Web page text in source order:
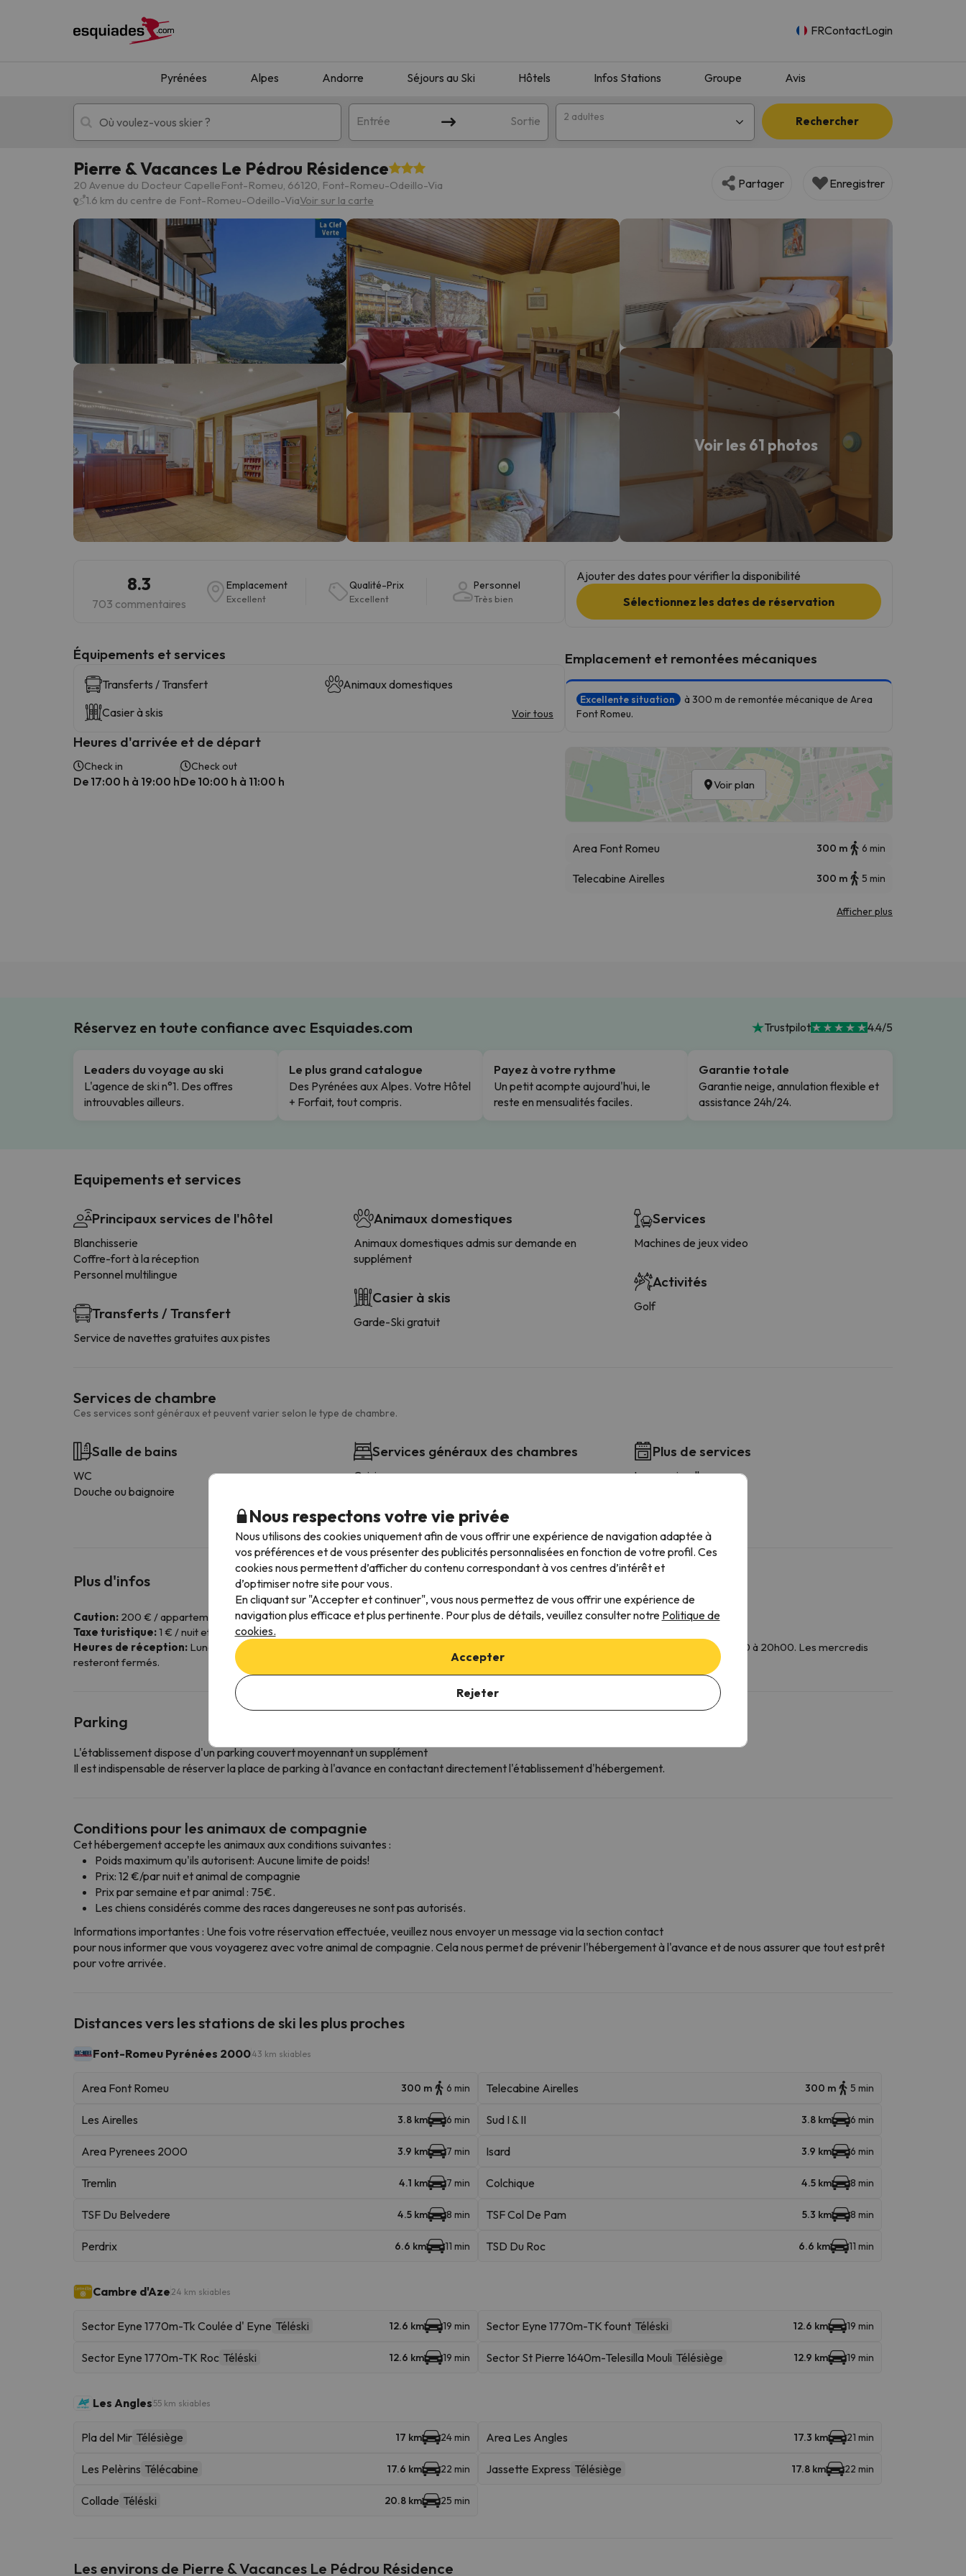
FRContactLogin
Pyrénées Alpes Andorre Séjours au Ski Hôtels Infos Stations Groupe Avis
Entrée Sortie 2 adultes Rechercher
Séjours au ski Séjours montagne
Oups, nous n'avons pas trouvé de résultats correspondant à votre recherche. Essayez de modifier la destination.
Il semble que notre chercheur se soit égaré. Dès qu'il aura retrouvé sa boussole, il reviendra.
Pierre & Vacances Le Pédrou Résidence
20 Avenue du Docteur CapelleFont-Romeu, 66120, Font-Romeu-Odeillo-Via
1.6 km du centre de Font-Romeu-Odeillo-ViaVoir sur la carte
Partager Enregistrer
Voir les 61 photos
8.3
703 commentaires
Emplacement
Excellent
Qualité-Prix
Excellent
Personnel
Très bien
​Équipements et services
Transferts / Transfert
Animaux domestiques
Casier à skis
Voir tous
Heures d'arrivée et de départ
Check in
De 17:00 h à 19:00 h
Check out
De 10:00 h à 11:00 h
Ajouter des dates pour vérifier la disponibilité
Sélectionnez les dates de réservation
Emplacement et remontées mécaniques
Excellente situation
à 300 m de remontée mécanique de Area
Font Romeu.
Voir plan
Area Font Romeu 300 m 6 min
Telecabine Airelles 300 m 5 min
Afficher plus
Réservez en toute confiance avec Esquiades.com Trustpilot 4.4/5
Leaders du voyage au ski
L'agence de ski n°1. Des offres
introuvables ailleurs.
Le plus grand catalogue
Des Pyrénées aux Alpes. Votre Hôtel
+ Forfait, tout compris.
Payez à votre rythme
Un petit acompte aujourd'hui, le
reste en mensualités faciles.
Garantie totale
Garantie neige, annulation flexible et
assistance 24h/24.
Equipements et services
Principaux services de l'hôtel
Blanchisserie
Coffre-fort à la réception
Personnel multilingue
Transferts / Transfert
Service de navettes gratuites aux pistes
Animaux domestiques
Animaux domestiques admis sur demande en
supplément
Casier à skis
Garde-Ski gratuit
Services
Machines de jeux video
Activités
Golf
Services de chambre
Ces services sont généraux et peuvent varier selon le type de chambre.
Salle de bains
WC
Douche ou baignoire
Services généraux des chambres
Cuisine
Wi-Fi de paiement dans les chambres
Plus de services
Lave-vaisselle
Plus d'infos
Caution: 200 € / appartement.
Taxe turistique:1 € / nuit et personne de plus de 18 ans.
Heures de réception: Lundi, mardi, jeudi, vendredi et dimanche: de 9h00 à 12h00 et de 17h00 à 19h00. Samedi: de 8h00 à 12h00 et de 14h00 à 20h00. Les mercredis
resteront fermés.
Parking
L'établissement dispose d'un parking couvert moyennant un supplément
Il est indispensable de réserver la place de parking à l'avance en contactant directement l'établissement d'hébergement.
Conditions pour les animaux de compagnie
Cet hébergement accepte les animaux aux conditions suivantes :
Poids maximum qu'ils autorisent: Aucune limite de poids!
Prix: 12 €/par nuit et animal de compagnie
Prix par semaine et par animal : 75€.
Les chiens considérés comme des races dangereuses ne sont pas autorisés.
Informations importantes : Une fois votre réservation effectuée, veuillez nous envoyer un message via la section contact
pour nous informer que vous voyagerez avec votre animal de compagnie. Cela nous permet de prévenir l'hébergement à l'avance et de nous assurer que tout est prêt
pour votre arrivée.
Distances vers les stations de ski les plus proches
Font-Romeu Pyrénées 200043 km skiables
Area Font Romeu 300 m 6 min Telecabine Airelles 300 m 5 min
Les Airelles 3.8 km 6 min Sud I & II 3.8 km 6 min
Area Pyrenees 2000 3.9 km 7 min Isard 3.9 km 6 min
Tremlin 4.1 km 7 min Colchique 4.5 km 8 min
TSF Du Belvedere 4.5 km 8 min TSF Col De Pam 5.3 km 8 min
Perdrix 6.6 km 11 min TSD Du Roc 6.6 km 11 min
Cambre d'Aze 24 km skiables
Sector Eyne 1770m-Tk Coulée d' Eyne Téléski 12.6 km 19 min Sector Eyne 1770m-TK fount Téléski 12.6 km 19 min
Sector Eyne 1770m-TK Roc Téléski 12.6 km 19 min Sector St Pierre 1640m-Telesilla Mouli Télésiège 12.9 km 19 min
Les Angles 55 km skiables
Pla del Mir Télésiège 17 km 24 min Area Les Angles 17.3 km 21 min
Les Pelèrins Télécabine 17.6 km 22 min Jassette Express Télésiège 17.8 km 22 min
Collade Téléski 20.8 km 25 min
Les environs de Pierre & Vacances Le Pédrou Résidence
Nous respectons votre vie privée
Nous utilisons des cookies uniquement afin de vous offrir une expérience de navigation adaptée à
vos préférences et de vous présenter des publicités personnalisées en fonction de votre profil. Ces
cookies nous permettent d’afficher du contenu correspondant à vos centres d’intérêt et
d’optimiser notre site pour vous.
En cliquant sur "Accepter et continuer", vous nous permettez de vous offrir une expérience de
navigation plus efficace et plus pertinente. Pour plus de détails, veuillez consulter notre Politique de
cookies.
Accepter
Rejeter